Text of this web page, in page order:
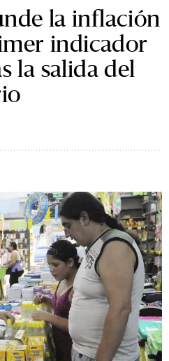
la inflación
indicador
la salida del